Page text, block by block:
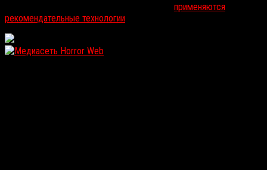
применяются
рекомендательные технологии